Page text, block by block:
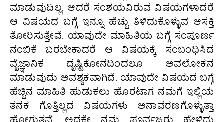
ಮಾಡುವುದಿಲ್ಲ. ಆದರೆ ಸಂಶಯವಿರುವ ವಿಷಯಗಳಾದರೆ
ಆ ವಿಷಯದ ಬಗ್ಗೆ ಇನ್ನೂ ಹೆಚ್ಚು ತಿಳಿದುಕೊಳ್ಳುವ ಆಸಕ್ತಿ
ತೋರಿಸುತ್ತೇವೆ. ಯಾವುದೇ ಮಾಹಿತಿಯ ಬಗ್ಗೆ ಸಂಪೂರ್ಣ
ನಂಬಿಕೆ ಬರಬೇಕಾದರೆ ಆ ವಿಷಯಕ್ಕೆ ಸಂಬಂಧಿಸಿದ
ವೈಜ್ಞಾನಿಕ ದೃಷ್ಟಿಕೋನದಿಂದಲೂ ಅವಲೋಕನ
ಮಾಡುವುದು ಅವಶ್ಯಕವಾಗಿದೆ. ಯಾವುದೇ ವಿಷಯದ ಬಗ್ಗೆ
ಹೆಚ್ಚಿನ ಮಾಹಿತಿ ಹುಡುಕಲು ಹೊರಟಾಗ ನಮಗೆ ಇಲ್ಲಿಯ
ತನಕ ಗೊತ್ತಿಲ್ಲದ ವಿಷಯಗಳು ಅನಾವರಣಗೊಳ್ಳುತ್ತಾ
ಹೋಗುತ್ತವೆ. ಅದಕ್ಕೇ ನಮ್ಮ ಪೂರ್ವಜರು ಹೇಳಿದ್ದು